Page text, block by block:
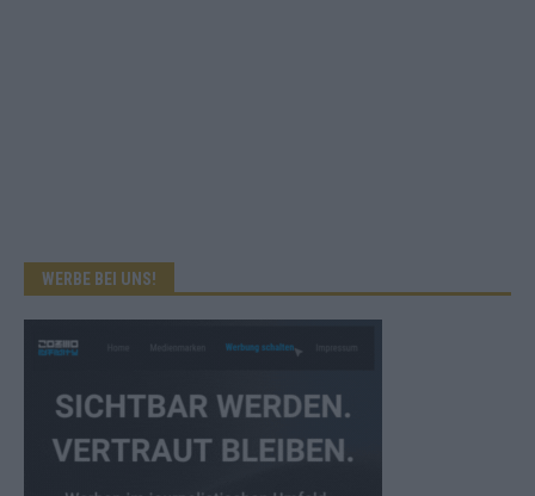
WERBE BEI UNS!